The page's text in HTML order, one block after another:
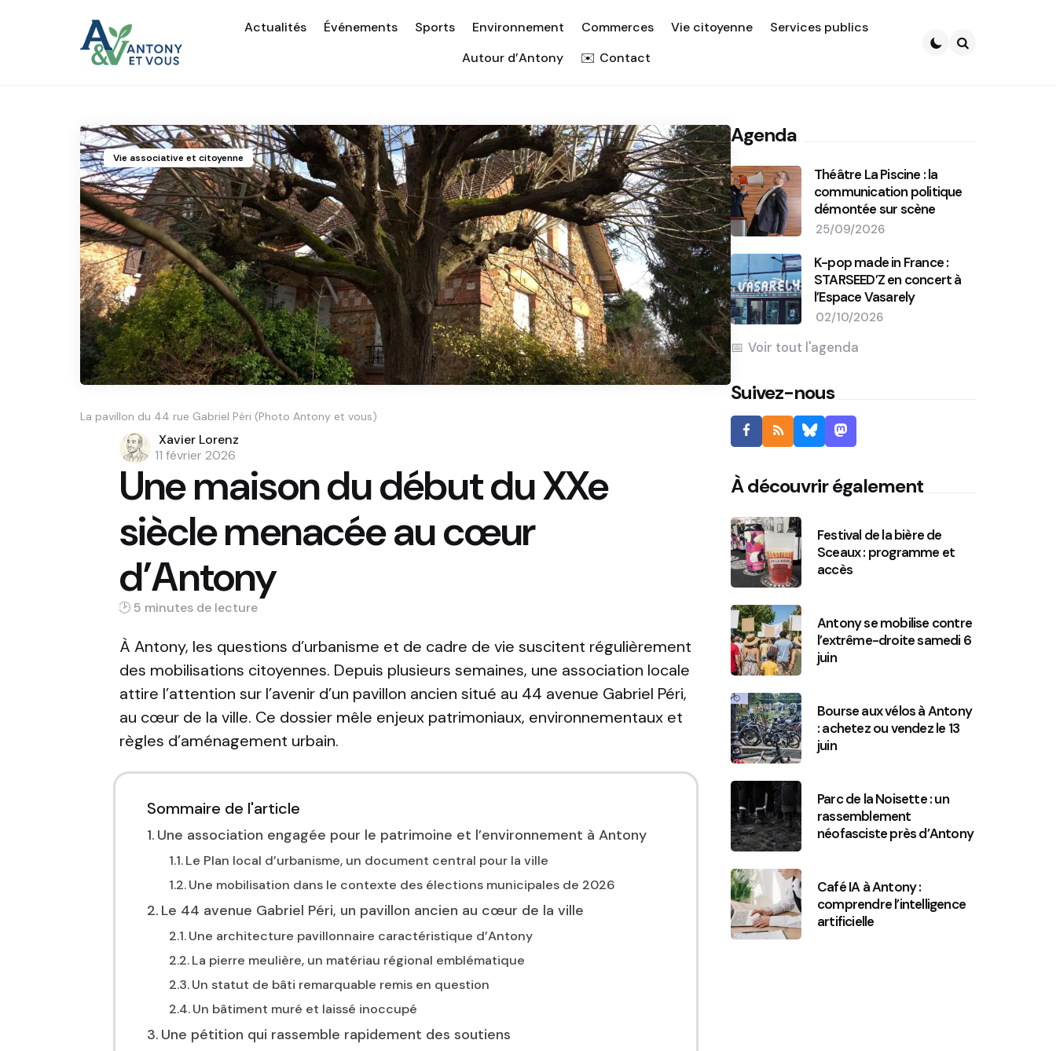
Actualités Événements Sports Environnement Commerces Vie citoyenne
Services publics
Autour d’Antony
Contact
Vie associative et citoyenne
La pavillon du 44 rue Gabriel Péri (Photo Antony et vous)
Posted
by
Xavier Lorenz
11 février 2026
Une maison du début du XXe
siècle menacée au cœur
d’Antony
5 min
À Antony, les questions d’urbanisme et de cadre de vie suscitent régulièrement
des mobilisations citoyennes. Depuis plusieurs semaines, une association locale
attire l’attention sur l’avenir d’un pavillon ancien situé au 44 avenue Gabriel Péri,
au cœur de la ville. Ce dossier mêle enjeux patrimoniaux, environnementaux et
règles d’aménagement urbain.
Sommaire de l'article
Une association engagée pour le patrimoine et l’environnement à Antony
Le Plan local d’urbanisme, un document central pour la ville
Une mobilisation dans le contexte des élections municipales de 2026
Le 44 avenue Gabriel Péri, un pavillon ancien au cœur de la ville
Une architecture pavillonnaire caractéristique d’Antony
La pierre meulière, un matériau régional emblématique
Un statut de bâti remarquable remis en question
Un bâtiment muré et laissé inoccupé
Une pétition qui rassemble rapidement des soutiens
Agenda
Théâtre La Piscine : la
communication politique
démontée sur scène
25/09/2026
K-pop made in France :
STARSEED’Z en concert à
l’Espace Vasarely
02/10/2026
Voir tout l'agenda
Suivez-nous
À découvrir également
Festival de la bière de
Sceaux : programme et
accès
Antony se mobilise contre
l’extrême-droite samedi 6
juin
Bourse aux vélos à Antony
: achetez ou vendez le 13
juin
Parc de la Noisette : un
rassemblement
néofasciste près d’Antony
Café IA à Antony :
comprendre l’intelligence
artificielle